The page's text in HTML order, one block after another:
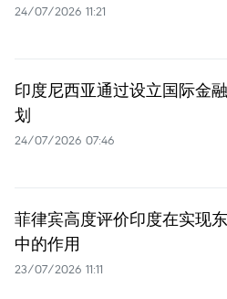
24/07/2026 11:21
印度尼西亚通过设立国际金
划
24/07/2026 07:46
菲律宾高度评价印度在实现
中的作用
23/07/2026 11:11